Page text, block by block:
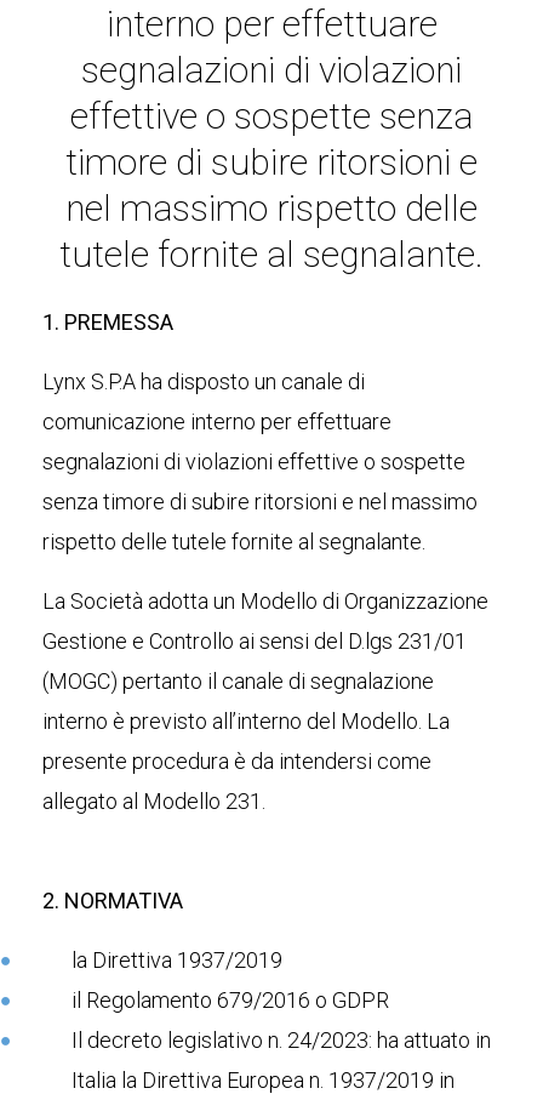
interno per effettuare
segnalazioni di violazioni
effettive o sospette senza
timore di subire ritorsioni e
nel massimo rispetto delle
tutele fornite al segnalante.
1. PREMESSA
Lynx S.P.A ha disposto un canale di
comunicazione interno per effettuare
segnalazioni di violazioni effettive o sospette
senza timore di subire ritorsioni e nel massimo
rispetto delle tutele fornite al segnalante.
La Società adotta un Modello di Organizzazione
Gestione e Controllo ai sensi del D.lgs 231/01
(MOGC) pertanto il canale di segnalazione
interno è previsto all’interno del Modello. La
presente procedura è da intendersi come
allegato al Modello 231.
2. NORMATIVA
la Direttiva 1937/2019
il Regolamento 679/2016 o GDPR
Il decreto legislativo n. 24/2023: ha attuato in
Italia la Direttiva Europea n. 1937/2019 in